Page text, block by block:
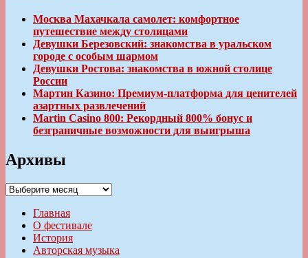
Москва Махачкала самолет: комфортное
путешествие между столицами
Девушки Березовский: знакомства в уральском
городе с особым шармом
Девушки Ростова: знакомства в южной столице
России
Мартин Казино: Премиум-платформа для ценителей
азартных развлечений
Martin Casino 800: Рекордный 800% бонус и
безграничные возможности для выигрыша
Архивы
Архивы
Главная
О фестивале
История
Авторская музыка